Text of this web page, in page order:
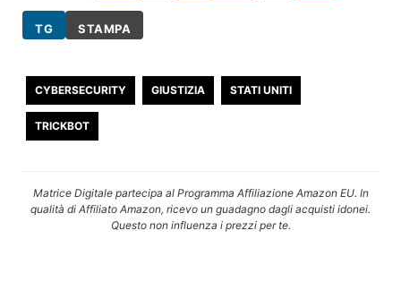
TG STAMPA
CYBERSECURITY GIUSTIZIA STATI UNITI
TRICKBOT
Matrice Digitale partecipa al Programma Affiliazione Amazon EU. In
qualità di Affiliato Amazon, ricevo un guadagno dagli acquisti idonei.
Questo non influenza i prezzi per te.